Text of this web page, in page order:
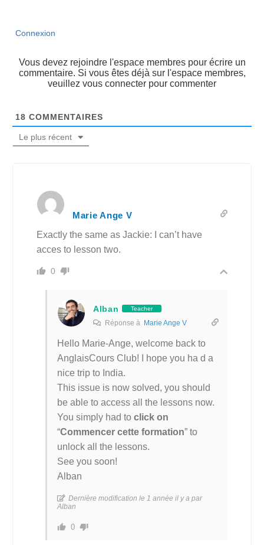
Connexion
Vous devez rejoindre l'espace membres pour écrire un
commentaire. Si vous êtes déjà sur l'espace membres,
veuillez vous connecter pour commenter
18 COMMENTAIRES
Le plus récent
Marie Ange V
Exactly the same as Jackie: I can’t have
acces to lesson two.
0
Alban Teacher
Réponse à Marie Ange V
Hello Marie-Ange, welcome back to
AnglaisCours Club! I hope you ha d a
nice trip to India.
This issue is now solved, you should
be able to access all the lessons now.
You simply had to click on
“Commencer cette formation” to
unlock all the lessons.
See you soon!
Alban
Dernière modification le 1 année il y a par
Alban
0